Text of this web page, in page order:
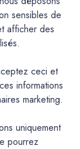
et de
usuels.
sensibles de
afficher des
ceci et
informations
marketing.
uniquement
pourrez